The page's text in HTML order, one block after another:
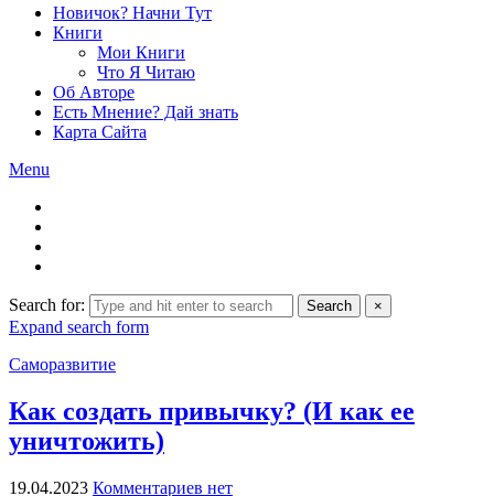
Новичок? Начни Тут
Книги
Мои Книги
Что Я Читаю
Об Авторе
Есть Мнение? Дай знать
Карта Сайта
Menu
Search for: Search ×
Expand search form
Саморазвитие
Как создать привычку? (И как ее
уничтожить)
19.04.2023 Комментариев нет